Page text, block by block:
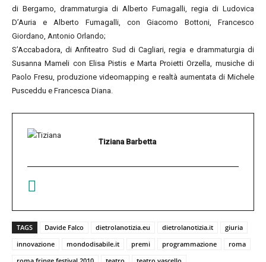
di Bergamo, drammaturgia di Alberto Fumagalli, regia di Ludovica
D’Auria e Alberto Fumagalli, con Giacomo Bottoni, Francesco
Giordano, Antonio Orlando;
S’Accabadora, di Anfiteatro Sud di Cagliari, regia e drammaturgia di
Susanna Mameli con Elisa Pistis e Marta Proietti Orzella, musiche di
Paolo Fresu, produzione videomapping e realtà aumentata di Michele
Pusceddu e Francesca Diana.
Tiziana Barbetta
TAGS Davide Falco dietrolanotizia.eu dietrolanotizia.it
giuria
innovazione
mondodisabile.it premi programmazione
roma